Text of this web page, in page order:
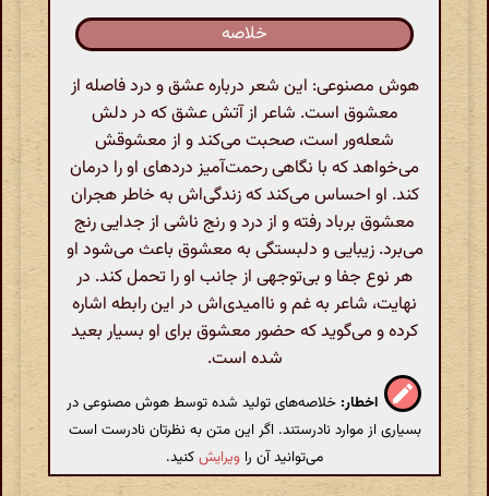
خلاصه
هوش مصنوعی: این شعر درباره عشق و درد فاصله از
معشوق است. شاعر از آتش عشق که در دلش
شعله‌ور است، صحبت می‌کند و از معشوقش
می‌خواهد که با نگاهی رحمت‌آمیز دردهای او را درمان
کند. او احساس می‌کند که زندگی‌اش به خاطر هجران
معشوق برباد رفته و از درد و رنج ناشی از جدایی رنج
می‌برد. زیبایی و دلبستگی به معشوق باعث می‌شود او
هر نوع جفا و بی‌توجهی از جانب او را تحمل کند. در
نهایت، شاعر به غم و ناامیدی‌اش در این رابطه اشاره
کرده و می‌گوید که حضور معشوق برای او بسیار بعید
شده است.
اخطار: خلاصه‌های تولید شده توسط هوش مصنوعی در
بسیاری از موارد نادرستند. اگر این متن به نظرتان نادرست است
می‌توانید آن را ویرایشکنید.